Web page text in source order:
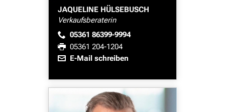
JAQUELINE HÜLSEBUSCH
Verkaufsberaterin
05361 86399-9994
05361 204-1204
E-Mail schreiben